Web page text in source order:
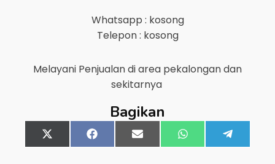
Whatsapp : kosong
Telepon : kosong
Melayani Penjualan di area pekalongandan
sekitarnya
Bagikan
Share
on
X
(Twitter)
Share
on
FacebookShare
on
Email Share
on
WhatsApp
on